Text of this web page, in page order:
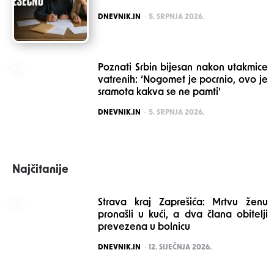
POSTED
DNEVNIK.IN 5. SRPNJA 2026.
Poznati Srbin bijesan nakon utakmice
vatrenih: ‘Nogomet je pocrnio, ovo je
sramota kakva se ne pamti’
POSTED
DNEVNIK.IN 5. SRPNJA 2026.
Najčitanije
Strava kraj Zaprešića: Mrtvu ženu
pronašli u kući, a dva člana obitelji
prevezena u bolnicu
POSTED
DNEVNIK.IN 12. SIJEČNJA 2026.